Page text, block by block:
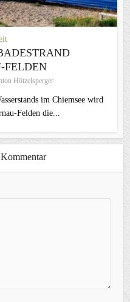
FELDEN
Hötzelsperger
im Chiemsee wird
Felden die...